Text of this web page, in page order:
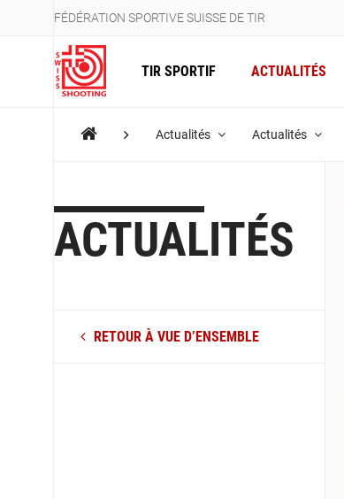
FÉDÉRATION SPORTIVE SUISSE DE TIR
TIR SPORTIF ACTUALITÉS
Actualités Actualités
ACTUALITÉS
RETOUR À VUE D’ENSEMBLE